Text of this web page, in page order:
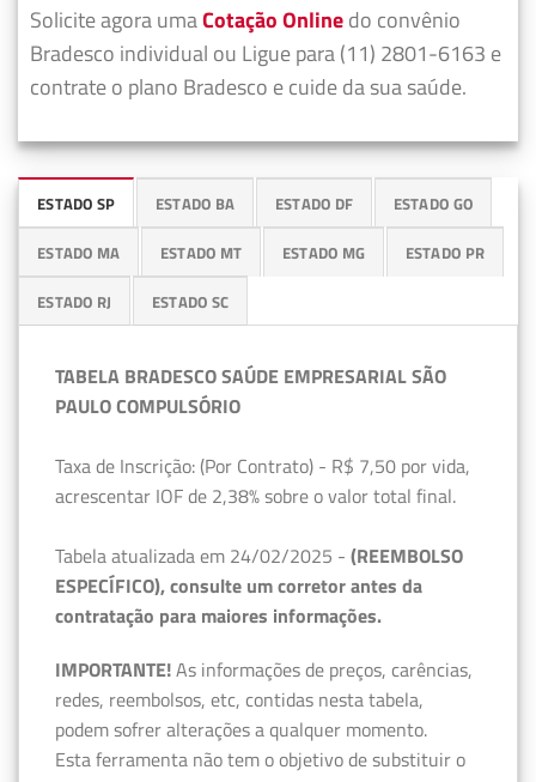
Solicite agora umaCotação Onlinedo convênio
Bradesco individual ou Ligue para (11) 2801-6163 e
contrate o plano Bradesco e cuide da sua saúde.
ESTADO SP ESTADO BA ESTADO DF ESTADO GO
ESTADO MA ESTADO MT ESTADO MG ESTADO PR
ESTADO RJ ESTADO SC
TABELA BRADESCO SAÚDE EMPRESARIAL SÃO
PAULO COMPULSÓRIO
Taxa de Inscrição: (Por Contrato) - R$ 7,50 por vida,
acrescentar IOF de 2,38% sobre o valor total final.
Tabela atualizada em 24/02/2025 - (REEMBOLSO
ESPECÍFICO), consulte um corretor antes da
contratação para maiores informações.
IMPORTANTE!As informações de preços, carências,
redes, reembolsos, etc, contidas nesta tabela,
podem sofrer alterações a qualquer momento.
Esta ferramenta não tem o objetivo de substituir o